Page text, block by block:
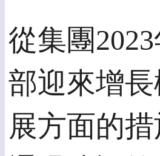
從集團
部迎來增
展方面的